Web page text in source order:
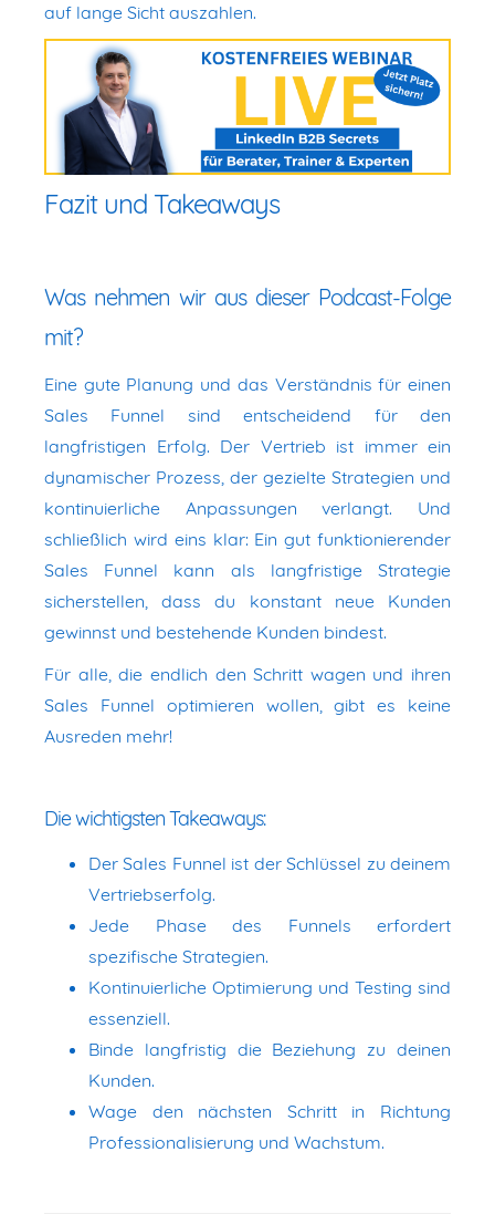
auf lange Sicht auszahlen.
Fazit und Takeaways
Was nehmen wir aus dieser Podcast-Folge
mit?
Eine gute Planung und das Verständnis für einen
Sales Funnel sind entscheidend für den
langfristigen Erfolg. Der Vertrieb ist immer ein
dynamischer Prozess, der gezielte Strategien und
kontinuierliche Anpassungen verlangt. Und
schließlich wird eins klar: Ein gut funktionierender
Sales Funnel kann als langfristige Strategie
sicherstellen, dass du konstant neue Kunden
gewinnst und bestehende Kunden bindest.
Für alle, die endlich den Schritt wagen und ihren
Sales Funnel optimieren wollen, gibt es keine
Ausreden mehr!
Die wichtigsten Takeaways:
Der Sales Funnel ist der Schlüssel zu deinem
Vertriebserfolg.
Jede Phase des Funnels erfordert
spezifische Strategien.
Kontinuierliche Optimierung und Testing sind
essenziell.
Binde langfristig die Beziehung zu deinen
Kunden.
Wage den nächsten Schritt in Richtung
Professionalisierung und Wachstum.